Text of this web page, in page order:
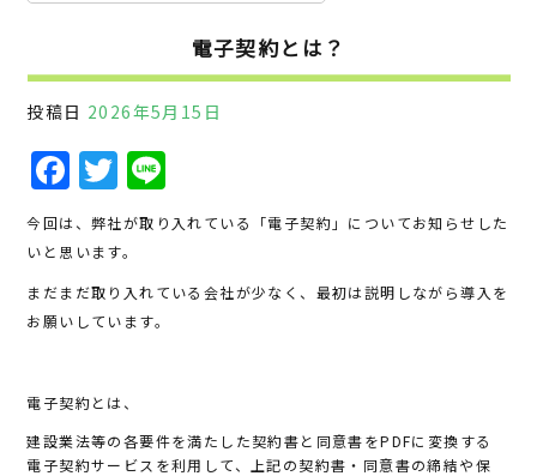
電子契約とは？
投稿日 2026年5月15日
F
a
c
e
b
o
k
T
w
it
te
r
n
e
今回は、弊社が取り入れている「電子契約」についてお知らせした
いと思います。
まだまだ取り入れている会社が少なく、最初は説明しながら導入を
お願いしています。
電子契約とは、
建設業法等の各要件を満たした契約書と同意書をPDFに変換する
電子契約サービスを利用して、上記の契約書・同意書の締結や保